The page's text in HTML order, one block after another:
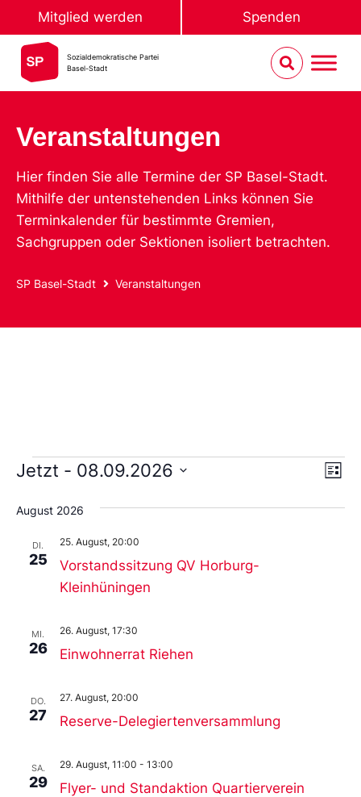
Mitglied werden Spenden
Sozialdemokratische Partei
Basel-Stadt
Veranstaltungen
Hier finden Sie alle Termine der SP Basel-Stadt.
Mithilfe der untenstehenden Links können Sie
Terminkalender für bestimmte Gremien,
Sachgruppen oder Sektionen isoliert betrachten.
SP Basel-Stadt Veranstaltungen
Liste
Jetzt - 08.09.2026
Sie
das
aus.
August 2026
DI.
25
Vorstandssitzung QV Horburg-
Kleinhüningen
25. August, 20:00
MI.
26 Einwohnerrat Riehen
26. August, 17:30
DO.
27 Reserve-Delegiertenversammlung
27. August, 20:00
SA.
29
Flyer- und Standaktion Quartierverein
29. August, 11:00 - 13:00